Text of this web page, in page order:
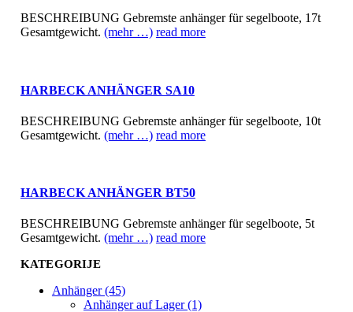
BESCHREIBUNG Gebremste anhänger für segelboote, 17t
Gesamtgewicht. (mehr …) read more
HARBECK ANHÄNGER SA10
BESCHREIBUNG Gebremste anhänger für segelboote, 10t
Gesamtgewicht. (mehr …) read more
HARBECK ANHÄNGER BT50
BESCHREIBUNG Gebremste anhänger für segelboote, 5t
Gesamtgewicht. (mehr …) read more
KATEGORIJE
Anhänger (45)
Anhänger auf Lager (1)